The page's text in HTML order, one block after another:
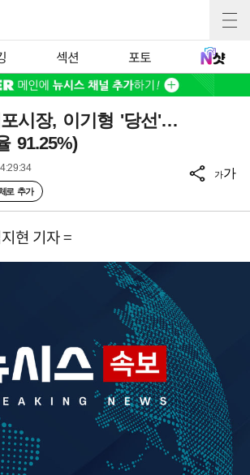
섹션 포토
시장, 이기형 '당선'…
91.25%)
로 추가
가가
현 기자 =